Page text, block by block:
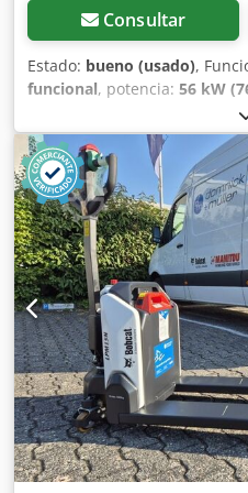
Consultar
Estado: bueno (usado),
funcional, potencia: 56 kW
, tipo de
elevación:2.200 kg/m, Año
funcionamiento:4.871 h,
para palés, Cargadora
fabricación: 2008 Según
de elevación: 2,2 toneladas
Potencia: 56 kW
Altura total: solo 198 cm
horquilla Djdpfszr En Isx
mecánico - Circuito auxiliar
- Tracción a las cuatro
Control mediante joystick -
Cabina con calefacción -
intermitentes - Lista para su
neumáticos - Incluye
Bajos) Precio de venta:
posible una entrega